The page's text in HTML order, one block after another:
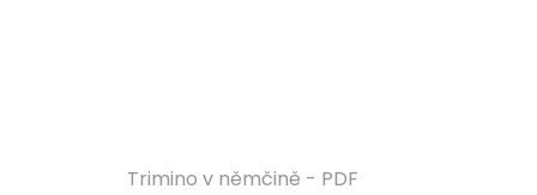
Trimino v němčině - PDF